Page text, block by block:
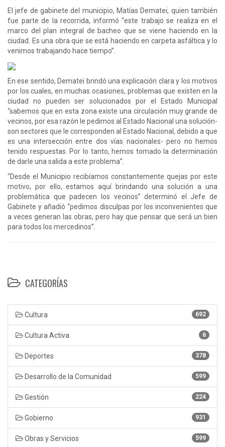
El jefe de gabinete del municipio, Matías Dematei, quien también
fue parte de la recorrida, informó “este trabajo se realiza en el
marco del plan integral de bacheo que se viene haciendo en la
ciudad. Es una obra que se está haciendo en carpeta asfáltica y lo
venimos trabajando hace tiempo”.
En ese sentido, Dematei brindó una explicación clara y los motivos
por los cuales, en muchas ocasiones, problemas que existen en la
ciudad no pueden ser solucionados por el Estado Municipal
“sabemos que en esta zona existe una circulación muy grande de
vecinos, por esa razón le pedimos al Estado Nacional una solución-
son sectores que le corresponden al Estado Nacional, debido a que
es una intersección entre dos vías nacionales- pero no hemos
tenido respuestas. Por lo tanto, hemos tomado la determinación
de darle una salida a este problema”.
“Desde el Municipio recibíamos constantemente quejas por este
motivo, por ello, estamos aquí brindando una solución a una
problemática que padecen los vecinos” determinó el Jefe de
Gabinete y añadió “pedimos disculpas por los inconvenientes que
a veces generan las obras, pero hay que pensar que será un bien
para todos los mercedinos”.
CATEGORÍAS
692
Cultura
6
Cultura Activa
378
Deportes
599
Desarrollo de la Comunidad
224
Gestión
931
Gobierno
599
Obras y Servicios